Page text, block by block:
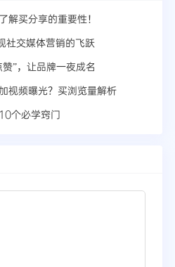
买分享的重要性！
交媒体营销的飞跃
”，让品牌一夜成名
视频曝光？买浏览量解析
个必学窍门